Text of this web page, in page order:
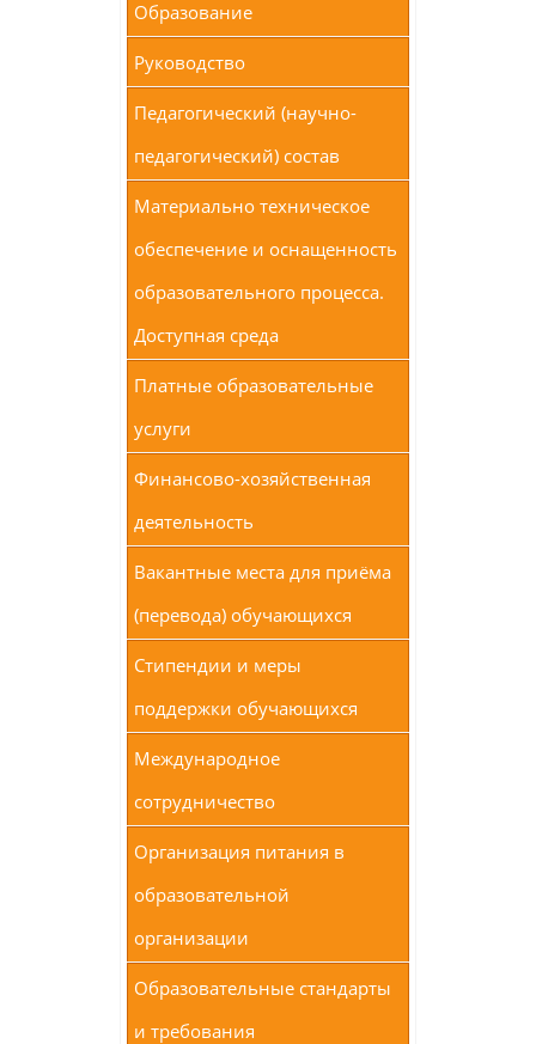
Образование
Руководство
Педагогический (научно-
педагогический) состав
Материально техническое
обеспечение и оснащенность
образовательного процесса.
Доступная среда
Платные образовательные
услуги
Финансово-хозяйственная
деятельность
Вакантные места для приёма
(перевода) обучающихся
Стипендии и меры
поддержки обучающихся
Международное
сотрудничество
Организация питания в
образовательной
организации
Образовательные стандарты
и требования